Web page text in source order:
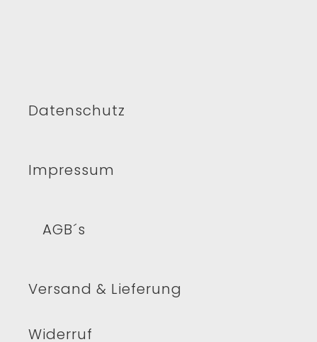
Datenschutz
Impressum
AGB´s
Versand & Lieferung
Widerruf